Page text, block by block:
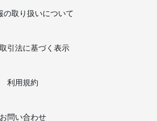
の取り扱いについて
引法に基づく表示
利用規約
お問い合わせ